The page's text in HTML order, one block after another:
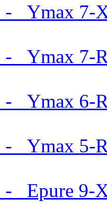
Ymax 7-
Ymax 7-
Ymax 6-
Ymax 5-
Epure 9-